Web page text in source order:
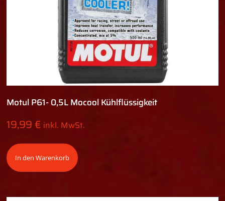
Motul P61- 0,5L Mocool Kühlflüssigkeit
19,99€ inkl. MwSt.
In den Warenkorb